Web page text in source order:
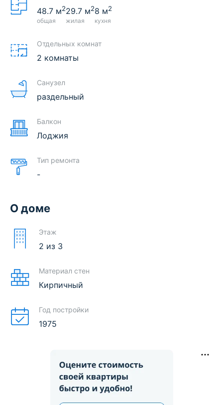
48.7 м2
общая
29.7 м2
жилая
8 м2
кухня
Отдельных комнат
2 комнаты
Санузел
раздельный
Балкон
Лоджия
Тип ремонта
-
О доме
Этаж
2 из 3
Материал стен
Кирпичный
Год постройки
1975